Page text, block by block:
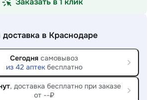
в Краснодаре
Сегодня самовывоз
из 42 аптекбесплатно
, доставка бесплатно при заказе
от --₽